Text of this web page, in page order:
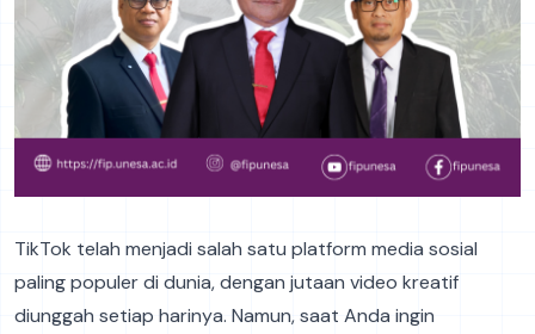
TikTok telah menjadi salah satu platform media sosial
paling populer di dunia, dengan jutaan video kreatif
diunggah setiap harinya. Namun, saat Anda ingin